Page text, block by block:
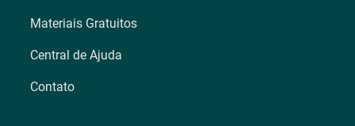
Materiais Gratuitos
Central de Ajuda
Contato